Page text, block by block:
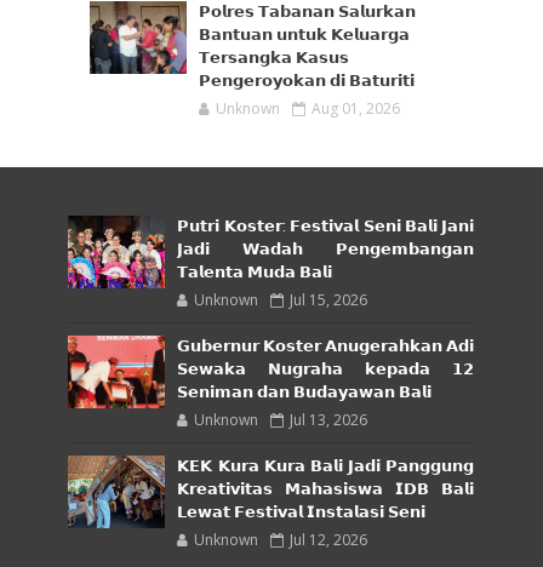
𝗣𝗼𝗹𝗿𝗲𝘀 𝗧𝗮𝗯𝗮𝗻𝗮𝗻 𝗦𝗮𝗹𝘂𝗿𝗸𝗮𝗻
𝗕𝗮𝗻𝘁𝘂𝗮𝗻 𝘂𝗻𝘁𝘂𝗸 𝗞𝗲𝗹𝘂𝗮𝗿𝗴𝗮
𝗧𝗲𝗿𝘀𝗮𝗻𝗴𝗸𝗮 𝗞𝗮𝘀𝘂𝘀
𝗣𝗲𝗻𝗴𝗲𝗿𝗼𝘆𝗼𝗸𝗮𝗻 𝗱𝗶 𝗕𝗮𝘁𝘂𝗿𝗶𝘁𝗶
Unknown Aug 01, 2026
𝗣𝘂𝘁𝗿𝗶 𝗞𝗼𝘀𝘁𝗲𝗿: 𝗙𝗲𝘀𝘁𝗶𝘃𝗮𝗹 𝗦𝗲𝗻𝗶 𝗕𝗮𝗹𝗶 𝗝𝗮𝗻𝗶
𝗝𝗮𝗱𝗶 𝗪𝗮𝗱𝗮𝗵 𝗣𝗲𝗻𝗴𝗲𝗺𝗯𝗮𝗻𝗴𝗮𝗻
𝗧𝗮𝗹𝗲𝗻𝘁𝗮 𝗠𝘂𝗱𝗮 𝗕𝗮𝗹𝗶
Unknown Jul 15, 2026
𝗚𝘂𝗯𝗲𝗿𝗻𝘂𝗿 𝗞𝗼𝘀𝘁𝗲𝗿 𝗔𝗻𝘂𝗴𝗲𝗿𝗮𝗵𝗸𝗮𝗻 𝗔𝗱𝗶
𝗦𝗲𝘄𝗮𝗸𝗮 𝗡𝘂𝗴𝗿𝗮𝗵𝗮 𝗸𝗲𝗽𝗮𝗱𝗮 𝟭𝟮
𝗦𝗲𝗻𝗶𝗺𝗮𝗻 𝗱𝗮𝗻 𝗕𝘂𝗱𝗮𝘆𝗮𝘄𝗮𝗻 𝗕𝗮𝗹𝗶
Unknown Jul 13, 2026
𝗞𝗘𝗞 𝗞𝘂𝗿𝗮 𝗞𝘂𝗿𝗮 𝗕𝗮𝗹𝗶 𝗝𝗮𝗱𝗶 𝗣𝗮𝗻𝗴𝗴𝘂𝗻𝗴
𝗞𝗿𝗲𝗮𝘁𝗶𝘃𝗶𝘁𝗮𝘀 𝗠𝗮𝗵𝗮𝘀𝗶𝘀𝘄𝗮 𝗜𝗗𝗕 𝗕𝗮𝗹𝗶
𝗟𝗲𝘄𝗮𝘁 𝗙𝗲𝘀𝘁𝗶𝘃𝗮𝗹 𝗜𝗻𝘀𝘁𝗮𝗹𝗮𝘀𝗶 𝗦𝗲𝗻𝗶
Unknown Jul 12, 2026